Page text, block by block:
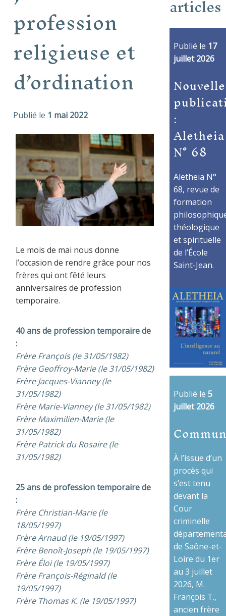
profession
religieuse et
d’ordination
Publié le 1 mai 2022
Le mois de mai nous donne
l’occasion de rendre grâce pour nos
frères qui ont fêté leurs
anniversaires de profession
temporaire.
40 ans de profession temporaire de
:
Frère François (le 31/05/1982)
Frère Geoffroy-Marie (le 31/05/1982)
Frère Jacques-Vianney (le
31/05/1982)
Frère Marie-Vianney (le 31/05/1982)
Frère Maximilien-Marie (le
31/05/1982)
Frère Patrick du Rosaire (le
31/05/1982)
25 ans de profession temporaire de
:
Frère Christian-Marie (le
18/05/1997)
Frère Arnaud (le 19/05/1997)
Frère Benoît-Joseph (le 19/05/1997)
Frère Éloi (le 19/05/1997)
Frère François-Réginald (le
19/05/1997)
Frère Thomas K. (le 19/05/1997)
articles
Publié le 17
juillet 2026
Nouvelle
:
Aletheia
N° 68
Aletheia N°
68, revue de
formation
théologique
et spirituelle
de l’École
Saint-Jean.
Publié le 5
juillet 2026
À l’issue d’un
procès qui
s’est tenu
devant la
Cour
criminelle
de Saône-et-
Loire du 1er
au 3 juillet
2026, M.
François T.,
ancien frère